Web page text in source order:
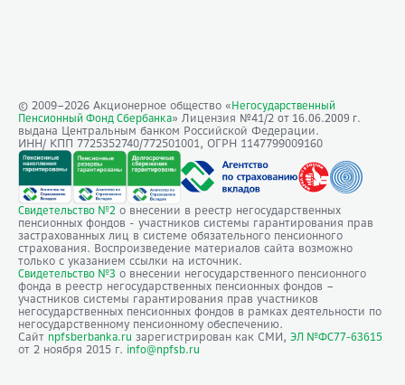
© 2009–2026 Акционерное общество « Негосударственный
Пенсионный Фонд Сбербанка» Лицензия №41/2 от 16.06.2009 г.
выдана Центральным банком Российской Федерации.
ИНН/ КПП 7725352740/772501001, ОГРН 1147799009160
Свидетельство №2 о внесении в реестр негосударственных
пенсионных фондов - участников системы гарантирования прав
застрахованных лиц в системе обязательного пенсионного
страхования. Воспроизведение материалов сайта возможно
только с указанием ссылки на источник.
Свидетельство №3 о внесении негосударственного пенсионного
фонда в реестр негосударственных пенсионных фондов –
участников системы гарантирования прав участников
негосударственных пенсионных фондов в рамках деятельности по
негосударственному пенсионному обеспечению.
Сайт npfsberbanka.ru зарегистрирован как СМИ, ЭЛ №ФС77-63615
от 2 ноября 2015 г. info@npfsb.ru